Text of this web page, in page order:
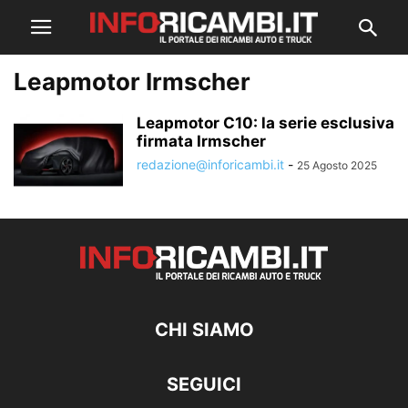
Leapmotor Irmscher
Leapmotor C10: la serie esclusiva
firmata Irmscher
redazione@inforicambi.it - 25 Agosto 2025
CHI SIAMO
SEGUICI